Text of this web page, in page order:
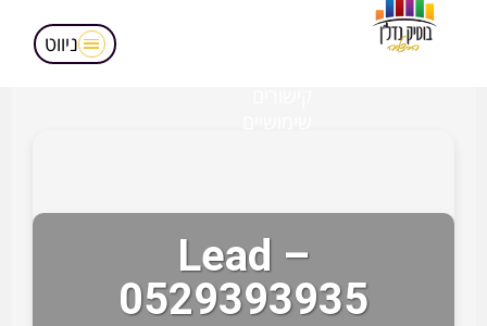
ניווט
Lead –
0529393935